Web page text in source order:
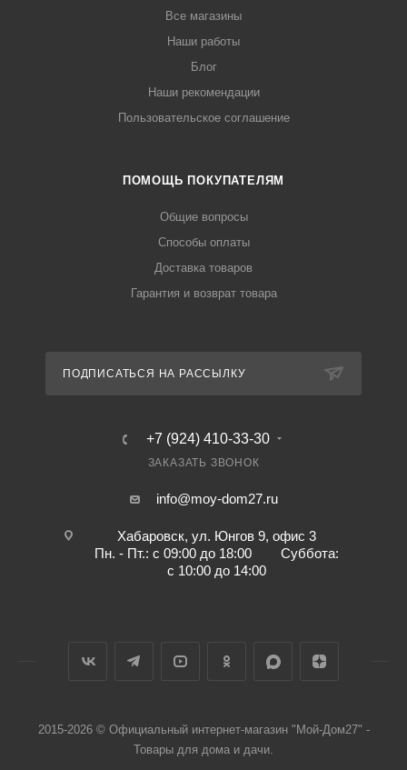
Все магазины
Наши работы
Блог
Наши рекомендации
Пользовательское соглашение
ПОМОЩЬ ПОКУПАТЕЛЯМ
Общие вопросы
Способы оплаты
Доставка товаров
Гарантия и возврат товара
ПОДПИСАТЬСЯ НА РАССЫЛКУ
+7 (924) 410-33-30
ЗАКАЗАТЬ ЗВОНОК
info@moy-dom27.ru
Хабаровск, ул. Юнгов 9, офис 3
Пн. - Пт.: с 09:00 до 18:00 Суббота:
с 10:00 до 14:00
2015-2026 © Официальный интернет-магазин "Мой-Дом27" -
Товары для дома и дачи.